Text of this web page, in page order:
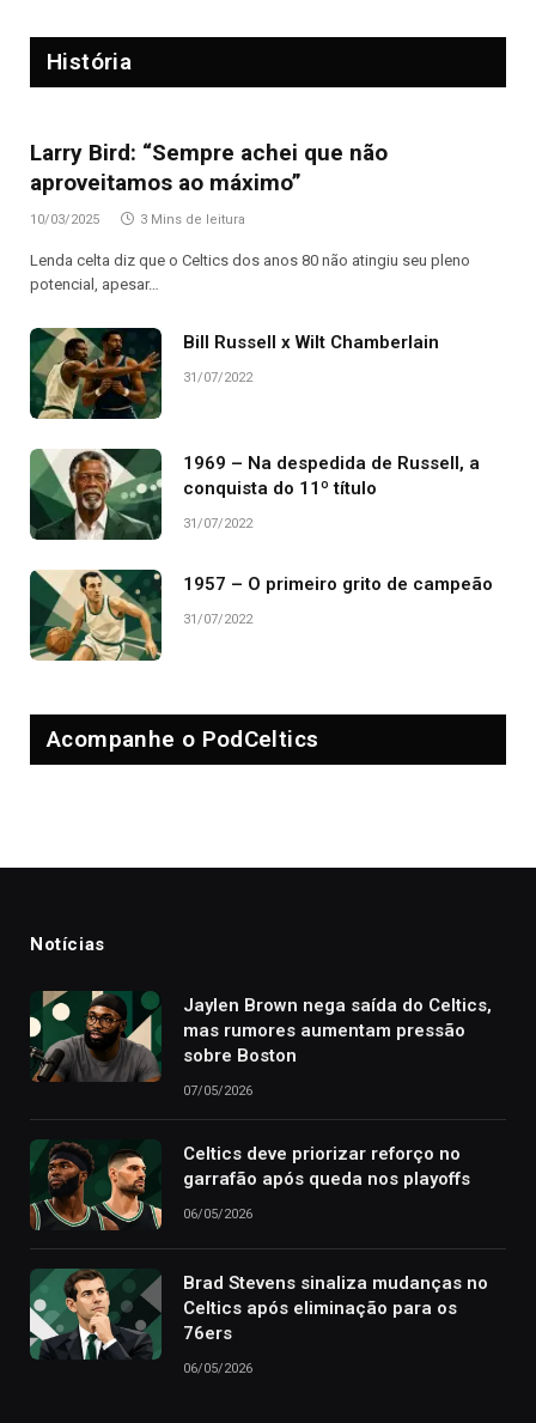
História
Larry Bird: “Sempre achei que não
aproveitamos ao máximo”
10/03/2025 3 Mins de leitura
Lenda celta diz que o Celtics dos anos 80 não atingiu seu pleno
potencial, apesar…
Bill Russell x Wilt Chamberlain
31/07/2022
1969 – Na despedida de Russell, a
conquista do 11º título
31/07/2022
1957 – O primeiro grito de campeão
31/07/2022
Acompanhe o PodCeltics
Notícias
Jaylen Brown nega saída do Celtics,
mas rumores aumentam pressão
sobre Boston
07/05/2026
Celtics deve priorizar reforço no
garrafão após queda nos playoffs
06/05/2026
Brad Stevens sinaliza mudanças no
Celtics após eliminação para os
76ers
06/05/2026